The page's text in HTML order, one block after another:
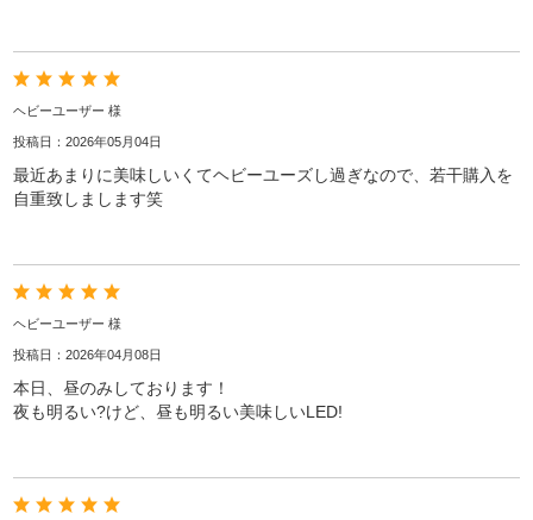
ヘビーユーザー 様
投稿日：2026年05月04日
最近あまりに美味しいくてヘビーユーズし過ぎなので、若干購入を
自重致しまします笑
ヘビーユーザー 様
投稿日：2026年04月08日
本日、昼のみしております！
夜も明るい?けど、昼も明るい美味しいLED!